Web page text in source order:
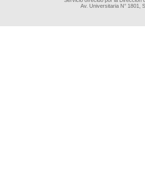
Av. Universitaria N° 1801,